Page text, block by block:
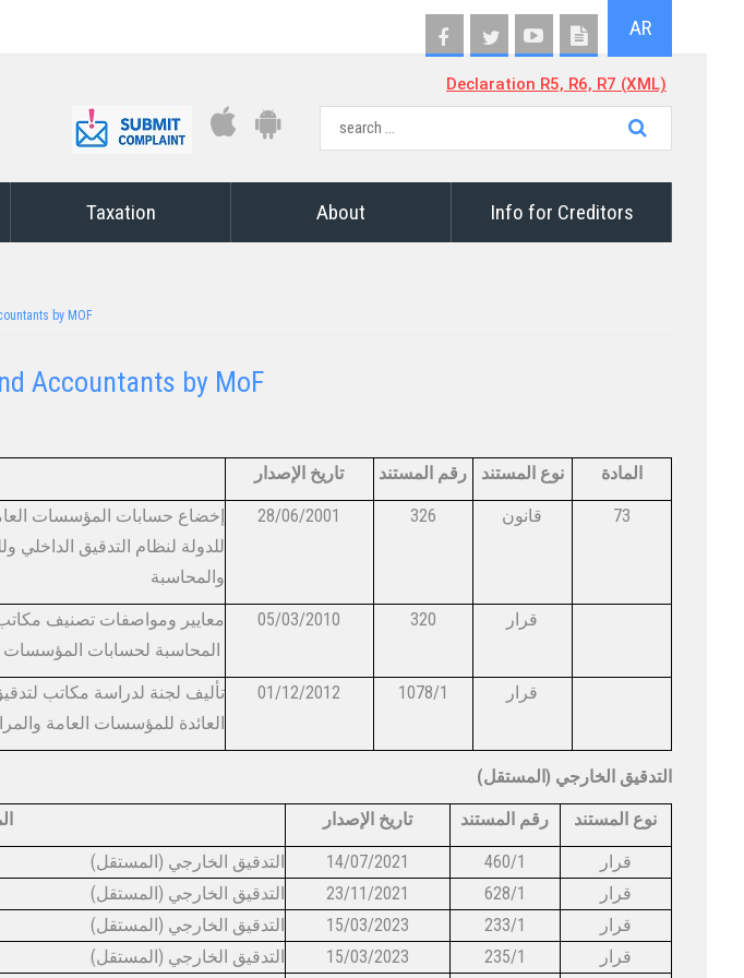
AR
Declaration R5, R6, R7 (XML)
Taxation About Info for Creditors
by MOF
Accountants by MoF​​​​​​
​تاريخ الإصدار رقم المستند نوع المستند المادة
إخضاع حسابات المؤسسات
للدولة لنظام التدقيق
والمحاسبة
28/06/2001 326 قانون 73
معايير ومواصفات تصنيف مكاتب
05/03/2010 320 ق​​​رار
تأليف لجنة لدراسة مكاتب
العائدة للمؤسسات العامة
01/12/2012 1078/1 قرار
(التدقيق الخارجي (المستقل
تاريخ الإصدار رقم المستند نوع المستند
​14/07/2021 460/1​
قرار
23/11/2021​ 628/1​
قرار
​15/03/2023 233/1​
​15/03/2023 ​235/1 ​قرار